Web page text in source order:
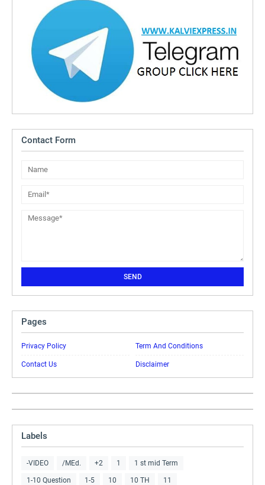
Contact Form
Pages
Privacy Policy Term And Conditions
Contact Us Disclaimer
Labels
-VIDEO /MEd. +2 1 1 st mid Term
1-10 Question 1-5 10 10 TH 11